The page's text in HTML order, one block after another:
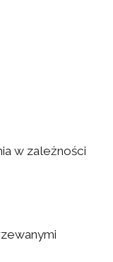
w zależności